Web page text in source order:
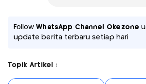
FollowWhatsApp Channel Okezone
update berita terbaru setiap hari
Topik Artikel :